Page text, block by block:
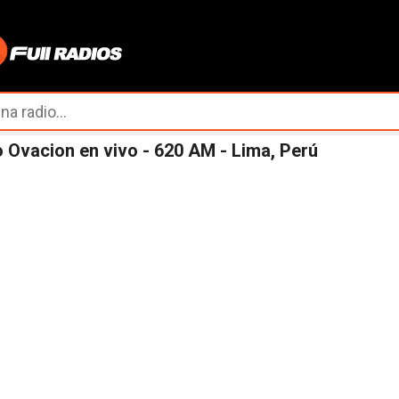
Ovacion en vivo - 620 AM - Lima, Perú